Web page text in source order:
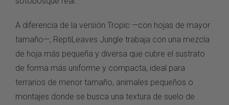
A diferencia de la versión Tropic —con hojas de mayor
tamaño—, ReptiLeaves Jungle trabaja con una mezcla
de hoja más pequeña y diversa que cubre el sustrato
de forma más uniforme y compacta, ideal para
terrarios de menor tamaño, animales pequeños o
montajes donde se busca una textura de suelo de